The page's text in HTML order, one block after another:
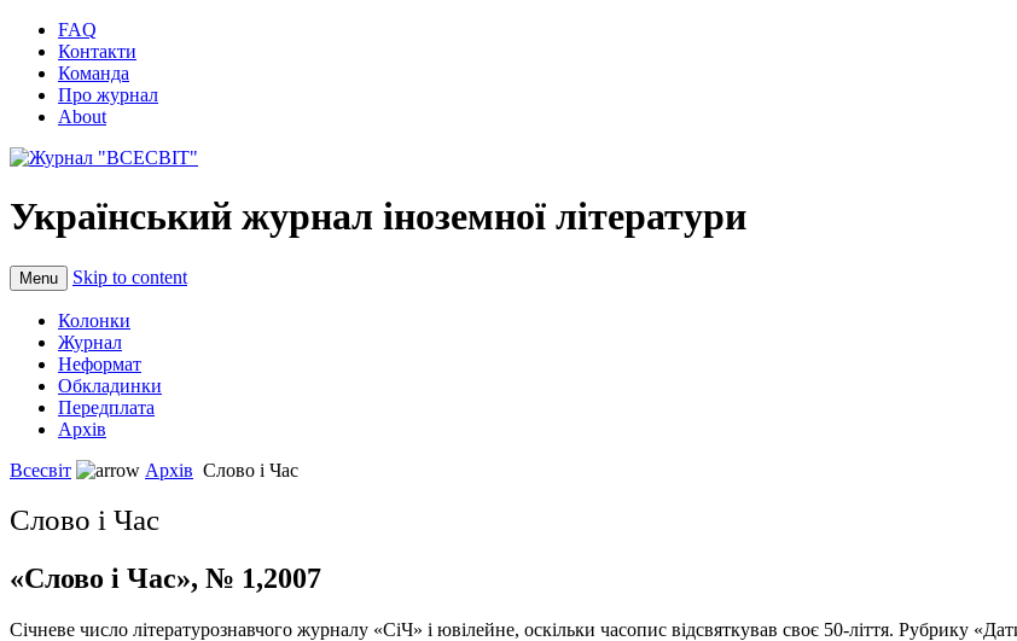
FAQ
Контакти
Команда
Про журнал
About
Український журнал іноземної літератури
Menu Skip to content
Колонки
Журнал
Неформат
Обкладинки
Передплата
Архів
Всесвіт
Архів Слово і Час
Слово і Час
«Слово і Час», № 1,2007
Січневе число літературознавчого журналу «СіЧ» і ювілейне, оскільки часопис відсвяткував своє 50-ліття. Рубрику